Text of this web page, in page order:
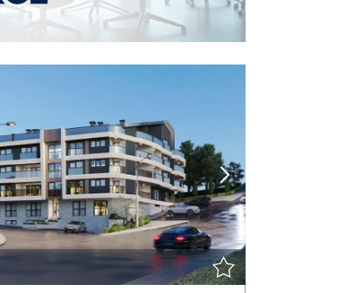
مشاهده جزئیات
با نمایندگی تماس بگیرید